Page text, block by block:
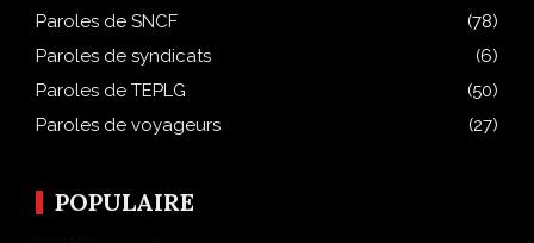
Paroles de SNCF
(78)
Paroles de syndicats
(6)
Paroles de TEPLG
(50)
Paroles de voyageurs
(27)
POPULAIRE